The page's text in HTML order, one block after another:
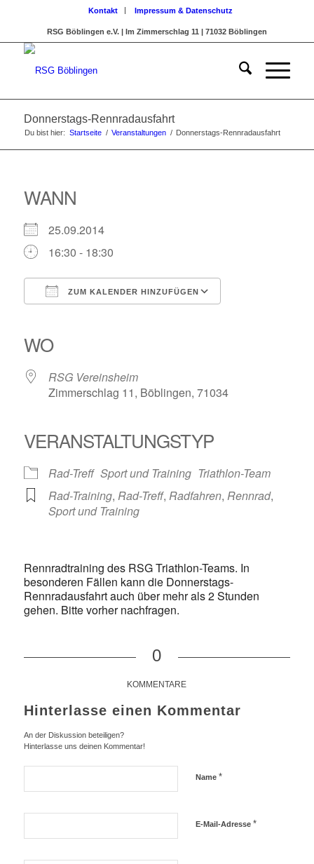
Kontakt Impressum & Datenschutz
RSG Böblingen e.V. | Im Zimmerschlag 11 | 71032 Böblingen
Donnerstags-Rennradausfahrt
Du bist hier: Startseite / Veranstaltungen / Donnerstags-Rennradausfahrt
WANN
25.09.2014
16:30 - 18:30
ZUM KALENDER HINZUFÜGEN
WO
RSG Vereinsheim
Zimmerschlag 11, Böblingen, 71034
VERANSTALTUNGSTYP
Rad-Treff Sport und Training Triathlon-Team
Rad-Training, Rad-Treff, Radfahren, Rennrad,
Sport und Training
Rennradtraining des RSG Triathlon-Teams. In
besonderen Fällen kann die Donnerstags-
Rennradausfahrt auch über mehr als 2 Stunden
gehen. Bitte vorher nachfragen.
0
KOMMENTARE
Hinterlasse einen Kommentar
An der Diskussion beteiligen?
Hinterlasse uns deinen Kommentar!
Name *
E-Mail-Adresse *